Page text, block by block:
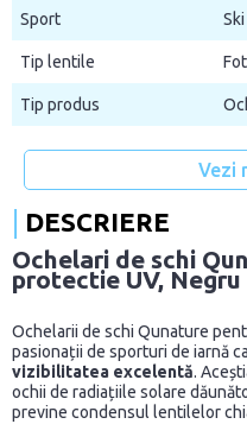
Sport Ski
Tip lentile
Tip produs
Vezi
DESCRIERE
Ochelari de schi
protectie UV, Negru
Ochelarii de schi Qunature
pasionații de sporturi de iarnă
vizibilitatea excelentă.
ochii de radiațiile solare
previne condensul lentilelor